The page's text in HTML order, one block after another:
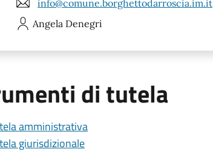
info@comune.borghettodarroscia.im.it
Angela Denegri
di tutela
amministrativa
giurisdizionale